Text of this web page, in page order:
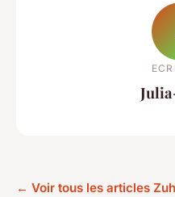
← Voir tous les articles